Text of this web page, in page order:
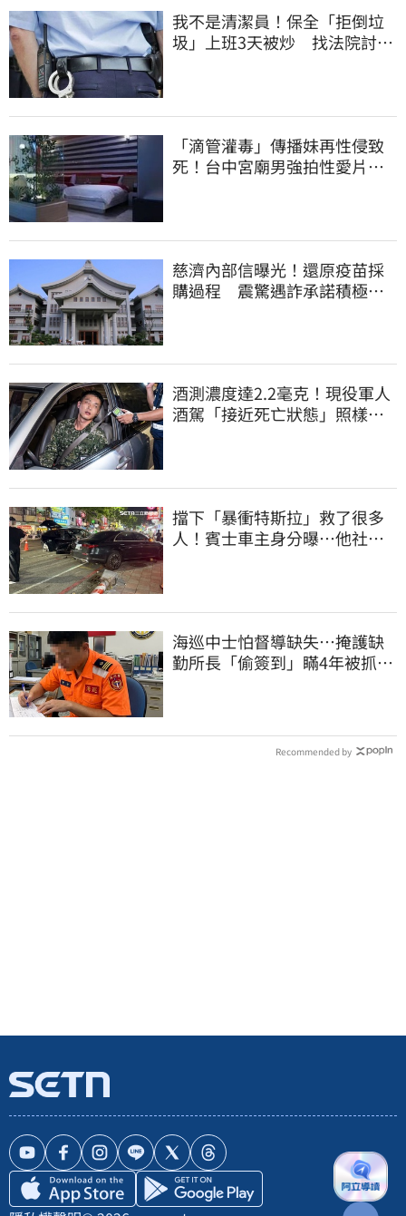
我不是清潔員！保全「拒倒垃
圾」上班3天被炒 找法院討公
「滴管灌毒」傳播妹再性侵致
死！台中宮廟男強拍性愛片
慈濟內部信曝光！還原疫苗採
購過程 震驚遇詐承諾積極追
酒測濃度達2.2毫克！現役軍人
酒駕「接近死亡狀態」照樣開
擋下「暴衝特斯拉」救了很多
人！賓士車主身分曝…他社群
海巡中士怕督導缺失…掩護缺
勤所長「偷簽到」瞞4年被抓
Recommended by